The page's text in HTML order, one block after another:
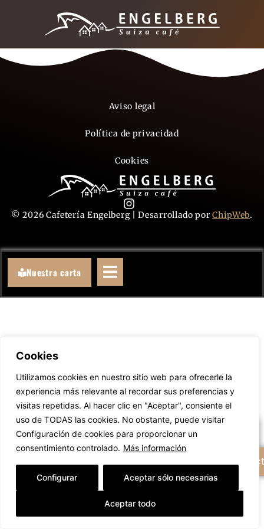
Cookies
Utilizamos cookies en nuestro sitio web para ofrecerle la
experiencia más relevante al recordar sus preferencias y
visitas repetidas. Al hacer clic en "Aceptar", consiente el
uso de TODAS las cookies. No obstante, puede visitar
Configuración de cookies para proporcionar un
consentimiento controlado. Más información
Configurar Aceptar sólo necesarias
Aceptar todo
© 2026 Cafetería Engelberg | Desarrollado porChipWeb.
Aviso legal
Política de privacidad
Cookies
Nuestra carta
Llámanos
WhatsAppeanos
Escríbenos un email
+ Opciones de